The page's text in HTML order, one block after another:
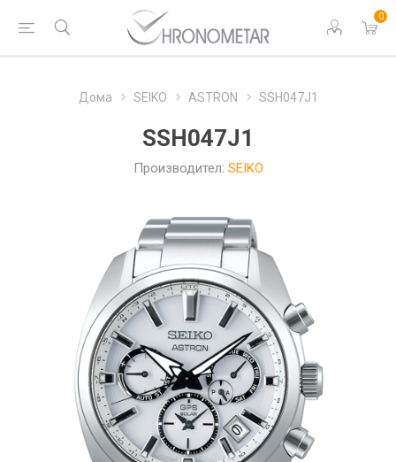
0
Дома SEIKO ASTRON SSH047J1
SSH047J1
Производител: SEIKO